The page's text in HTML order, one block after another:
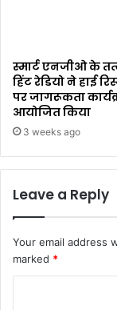
स्मार्ट एनजीओ के
हिंट रेडियो ने हाई
पर जागरूकता
आयोजित किया
3 weeks ago
Leave a Reply
Your email address
marked *